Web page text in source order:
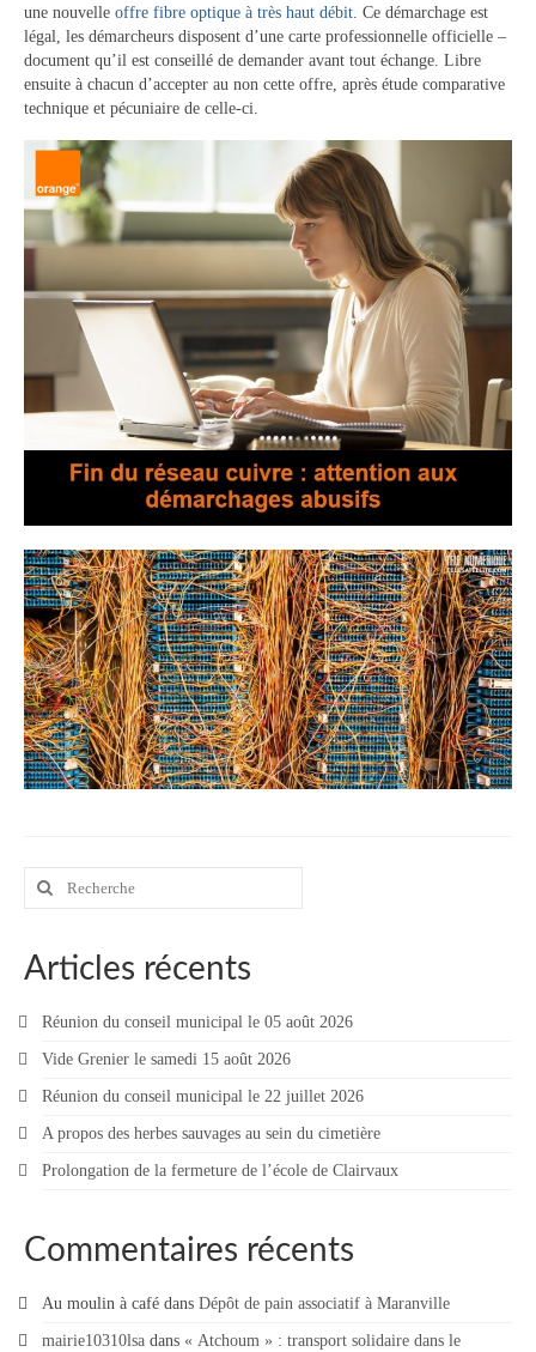
Les réunions du Conseil municipal
La Communauté de communes
Les réunions du Conseil communautaire
(CCRB)
Budget communal & fiscalité
Vie scolaire
Scolarité
Vie associative
Les associations
Contact
Contacter votre mairie
une nouvelle offre fibre optique à très haut débit. Ce démarchage est
légal, les démarcheurs disposent d’une carte professionnelle officielle –
document qu’il est conseillé de demander avant tout échange. Libre
ensuite à chacun d’accepter au non cette offre, après étude comparative
technique et pécuniaire de celle-ci.
Rechercher
Articles récents
Réunion du conseil municipal le 05 août 2026
Vide Grenier le samedi 15 août 2026
Réunion du conseil municipal le 22 juillet 2026
A propos des herbes sauvages au sein du cimetière
Prolongation de la fermeture de l’école de Clairvaux
Commentaires récents
Au moulin à café dans Dépôt de pain associatif à Maranville
mairie10310lsa dans « Atchoum » : transport solidaire dans le